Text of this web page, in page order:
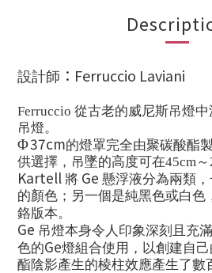
設計師 ：Ferruccio Laviani
Ferruccio 從古老的威尼斯吊燈
吊燈。
Φ37cm的燈罩完全由聚碳酸酯
供選擇， 吊墜的高度可在45cm～
Kartell 將 Ge 懸浮液分為兩類
的顏色；另一個是純黑色或白色
鉻版本。
Ge 吊燈本身令人印象深刻且充
色的Ge燈組合使用，以創建自
酯陰影產生的棱柱效應產生了數